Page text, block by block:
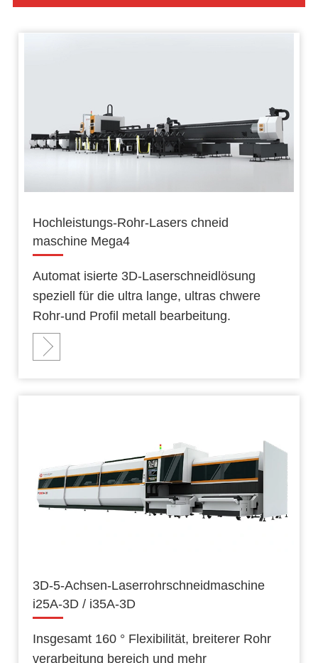
Hochleistungs-Rohr-Lasers chneid
maschine Mega4
Automat isierte 3D-Laserschneidlösung
speziell für die ultra lange, ultras chwere
Rohr-und Profil metall bearbeitung.
3D-5-Achsen-Laserrohrschneidmaschine
i25A-3D / i35A-3D
Insgesamt 160 ° Flexibilität, breiterer Rohr
verarbeitung bereich und mehr